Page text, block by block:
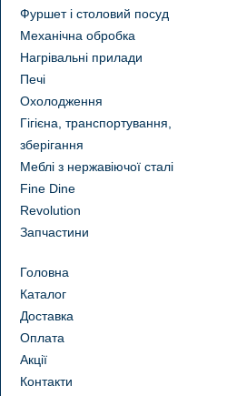
Фуршет і столовий посуд
Механічна обробка
Нагрівальні прилади
Печі
Охолодження
Гігієна, транспортування,
зберігання
Меблі з нержавіючої сталі
Fine Dine
Revolution
Запчастини
Головна
Каталог
Доставка
Оплата
Акції
Контакти